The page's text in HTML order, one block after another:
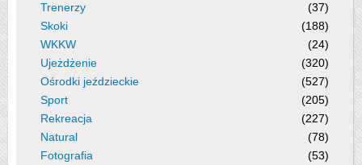
Trenerzy
(37)
Skoki
(188)
WKKW
(24)
Ujeżdżenie
(320)
Ośrodki jeździeckie
(527)
Sport
(205)
Rekreacja
(227)
Natural
(78)
Fotografia
(53)